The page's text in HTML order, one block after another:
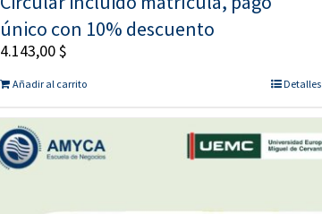
único con 10% descuento
4.143,00$
Añadir al carrito Detalles